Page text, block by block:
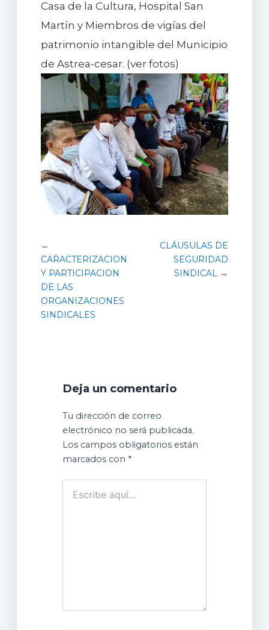
Casa de la Cultura, Hospital San
Martín y Miembros de vigías del
patrimonio intangible del Municipio
de Astrea-cesar. (ver fotos)
←
CARACTERIZACION
Y PARTICIPACION
DE LAS
ORGANIZACIONES
SINDICALES
CLÁUSULAS DE
SEGURIDAD
SINDICAL →
Deja un comentario
Tu dirección de correo
electrónico no será publicada.
Los campos obligatorios están
marcados con *
aquí...